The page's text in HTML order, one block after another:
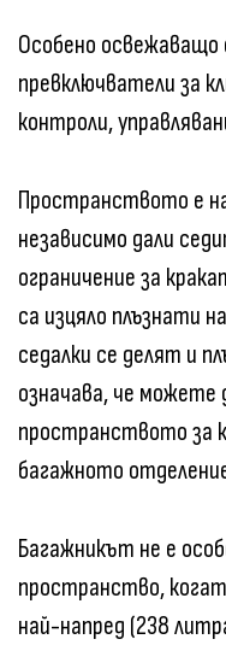
Особено освежаващо
превключватели за
контроли,
Пространството е
независимо дали
ограничение за
са изцяло плъзнати
седалки се делят и
означава, че можете
пространството за
багажното
Багажникът не е
пространство,
най-напред (238